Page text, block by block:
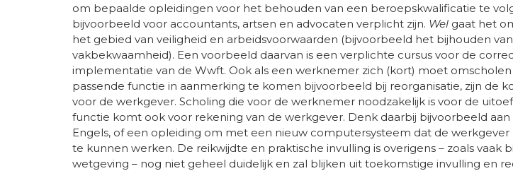
om bepaalde opleidingen voor het behouden van een beroepskwalificatie te
bijvoorbeeld voor accountants, artsen en advocaten verplicht zijn. Wel gaat het
het gebied van veiligheid en arbeidsvoorwaarden (bijvoorbeeld het bijhouden van
vakbekwaamheid). Een voorbeeld daarvan is een verplichte cursus voor de
implementatie van de Wwft. Ook als een werknemer zich (kort) moet
passende functie in aanmerking te komen bijvoorbeeld bij reorganisatie, zijn de
voor de werkgever. Scholing die voor de werknemer noodzakelijk is voor de
functie komt ook voor rekening van de werkgever. Denk daarbij bijvoorbeeld aan
Engels, of een opleiding om met een nieuw computersysteem dat de
te kunnen werken. De reikwijdte en praktische invulling is overigens – zoals vaak
wetgeving – nog niet geheel duidelijk en zal blijken uit toekomstige invulling en